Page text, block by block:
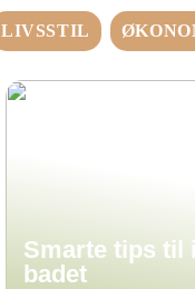
LIVSSTIL
Smarte tips til
badet